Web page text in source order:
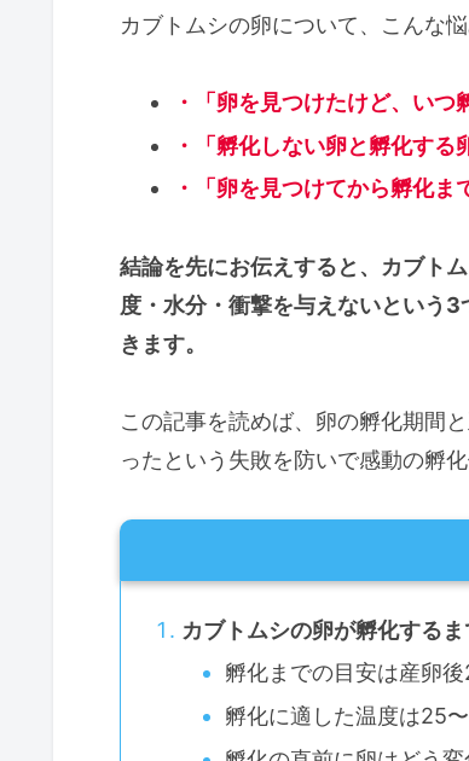
カブトムシの卵について、こんな
・「卵を見つけたけど、いつ
・「孵化しない卵と孵化する
・「卵を見つけてから孵化ま
結論を先にお伝えすると、カブト
度・水分・衝撃を与えないという
きます。
この記事を読めば、卵の孵化期間
ったという失敗を防いで感動の孵
カブトムシの卵が孵化する
孵化までの目安は産卵
孵化に適した温度は25